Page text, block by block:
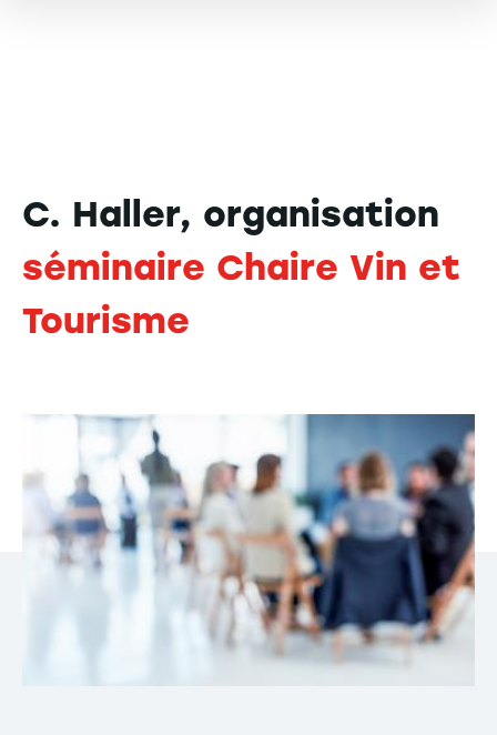
C. Haller, organisation
séminaire Chaire Vin et
Tourisme